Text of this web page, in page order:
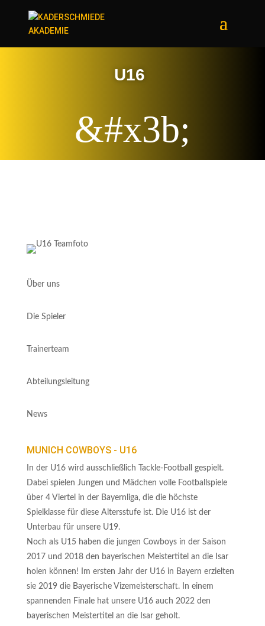
U16
&#x3b;
Über uns
Die Spieler
Trainerteam
Abteilungsleitung
News
MUNICH COWBOYS - U16
In der U16 wird ausschließlich Tackle-Football gespielt.
Dabei spielen Jungen und Mädchen volle Footballspiele
über 4 Viertel in der Bayernliga, die die höchste
Spielklasse für diese Altersstufe ist. Die U16 ist der
Unterbau für unsere U19.
Noch als U15 haben die jungen Cowboys in der Saison
2017 und 2018 den bayerischen Meistertitel an die Isar
holen können! Im ersten Jahr der U16 in Bayern erzielten
sie 2019 die Bayerische Vizemeisterschaft. In einem
spannenden Finale hat unsere U16 auch 2022 den
bayerischen Meistertitel an die Isar geholt.